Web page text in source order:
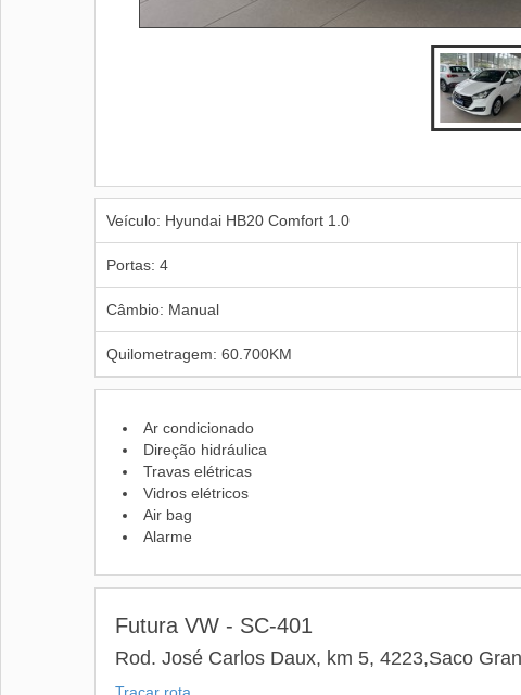
Veículo: Hyundai HB20 Comfort 1.0
Portas: 4
Câmbio: Manual
Quilometragem: 60.700KM
Ar condicionado
Direção hidráulica
Travas elétricas
Vidros elétricos
Air bag
Alarme
Futura VW - SC-401
Rod. José Carlos Daux, km 5, 4223,Saco